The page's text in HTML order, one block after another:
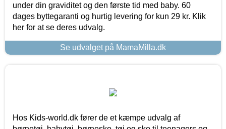
under din graviditet og den første tid med baby. 60
dages byttegaranti og hurtig levering for kun 29 kr. Klik
her for at se deres udvalg.
Se udvalget på MamaMilla.dk
Hos Kids-world.dk fører de et kæmpe udvalg af